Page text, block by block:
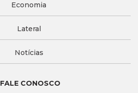
Economia
Lateral
Notícias
FALE CONOSCO